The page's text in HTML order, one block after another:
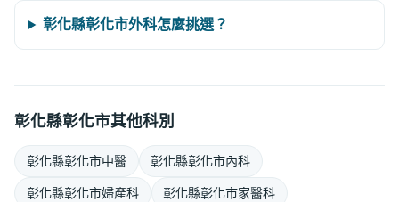
彰化縣彰化市外科怎麼挑選？
彰化縣彰化市其他科別
彰化縣彰化市中醫 彰化縣彰化市內科
彰化縣彰化市婦產科 彰化縣彰化市家醫科